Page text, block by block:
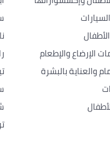
الإرضاع والإطعام
والعناية بالبشرة